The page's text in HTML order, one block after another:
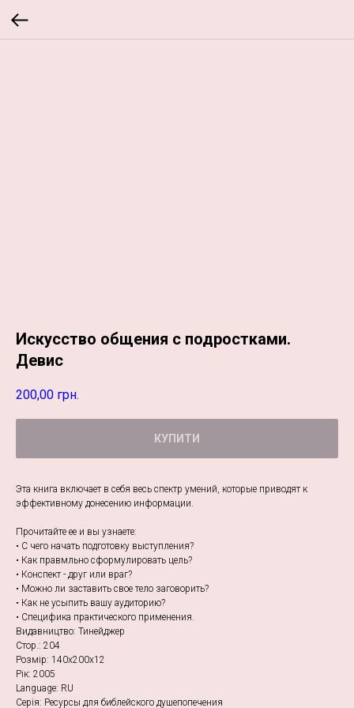
Искусство общения с подростками.
Девис
200,00 грн.
КУПИТИ
Эта книга включает в себя весь спектр умений, которые приводят к
эффективному донесению информации.
Прочитайте ее и вы узнаете:
• С чего начать подготовку выступления?
• Как правмльно сформулировать цель?
• Конспект - друг или враг?
• Можно ли заставить свое тело заговорить?
• Как не усыпить вашу аудиторию?
• Специфика практического применения.
Видавництво: Тинейджер
Стор.: 204
Розмір: 140х200х12
Рік: 2005
Language: RU
Серія: Ресурсы для библейского душепопечения